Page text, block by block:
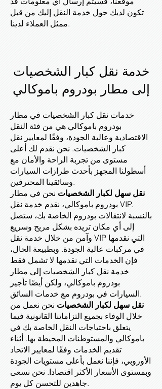
تكون لديك حول خدمة النقل إليك من قبل
ممثل العملاء لدينا.
خدمة نقل كبار الشخصيات
إلى مطار بودروم باموكالي
خدمات نقل كبار الشخصيات في مطار
بودروم باموكالي هي من فئة النقل
الاقتصادية وعالية الجودة، وفقًا لمعايير نقل
كبار الشخصيات. نحن نقدم لك أعلى
مستوى من تجربة الراحة والأمان مع
أسطولنا المجهز بأحدث طرازات السيارات
وسائقينا المحترفين.
نقل سهل لكبار الشخصيات نحن في مطار
بودروم باموكالي، نقدم خدمة نقل VIP.
بالنسبة لانتقالات بودروم الخاصة بك، ستصل
إلى أي مكان تريده بشكل مريح وسريع
وآمن من خلال خدمة نقل VIP التي نقدمها
في مركبات عالية الجودة. وبطبيعة الحال،
فإن الخدمات التي نقدمها لا تشمل فقط
خدمة نقل كبار الشخصيات إلى مطار
بودروم باموكالي، ولكن أيضًا تأجير
السيارات في بودروم مع خدمات السائق.
نقل سهل لكبار الشخصيات نحن نعمل من
خلال الوفاء بجميع التزاماتنا القانونية فيما
يتعلق باحتياجات النقل الخاصة بك في
باموكالي والمستوطنات المحيطة بها. أثناء
تقديم الخدمات وفقًا لمعايير الاتحاد
الأوروبي، فإننا نعمل بأعلى مستويات الجودة
وبمستوى الأسعار الأكثر اقتصادا. نحن نسعى
جاهدين للتحسن كل يوم.